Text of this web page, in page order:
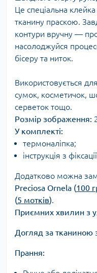
Це спеціальна
тканину праскою.
контури вручну —
насолоджуйся
бісеру та ниток.
Використовується
сумок, косметичок,
серветок тощо.
Розмір зображення:
У комплекті:
термоналіпка;
інструкція з
Додатково можна
Preciosa Ornela (100
(5 мотків).
Приємних хвилин з
Догляд за тканиною
Прання: